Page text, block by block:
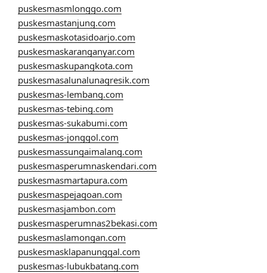
puskesmasmlonggo.com
puskesmastanjung.com
puskesmaskotasidoarjo.com
puskesmaskaranganyar.com
puskesmaskupangkota.com
puskesmasalunalunagresik.com
puskesmas-lembang.com
puskesmas-tebing.com
puskesmas-sukabumi.com
puskesmas-jonggol.com
puskesmassungaimalang.com
puskesmasperumnaskendari.com
puskesmasmartapura.com
puskesmaspejagoan.com
puskesmasjambon.com
puskesmasperumnas2bekasi.com
puskesmaslamongan.com
puskesmasklapanunggal.com
puskesmas-lubukbatang.com